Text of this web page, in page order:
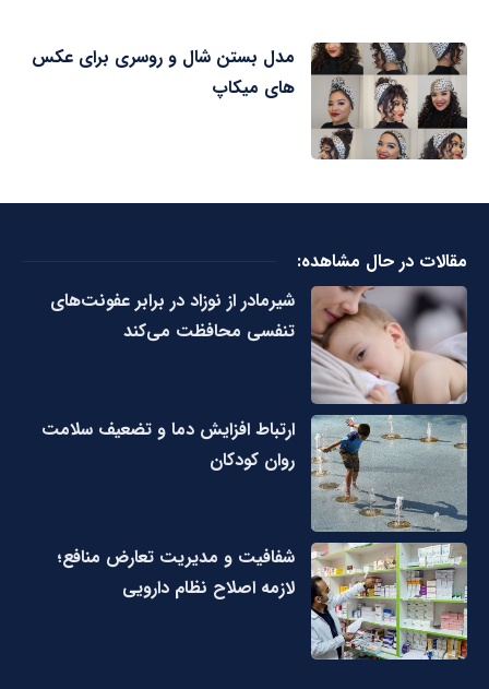
مدل بستن شال و روسری برای عکس
های میکاپ
مقالات در حال مشاهده:
شیرمادر از نوزاد در برابر عفونت‌های
تنفسی محافظت می‌کند
ارتباط افزایش دما و تضعیف سلامت
روان کودکان
شفافیت و مدیریت تعارض منافع؛
لازمه اصلاح نظام دارویی